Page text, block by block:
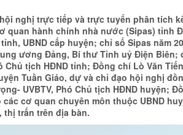
nghị trực tiếp và trực tuyến phân tích
hành chính nhà nước (Sipas) tỉnh
UBND cấp huyện; chỉ số Sipas năm
ương Đảng, Bí thư Tỉnh uỷ Điện
tịch HĐND tỉnh; Đồng chí Lò Văn
Tuần Giáo, dự và chỉ đạo hội nghị
UVBTV, Phó Chủ tịch HĐND huyện;
cơ quan chuyên môn thuộc UBND
thị trấn trên địa bàn.